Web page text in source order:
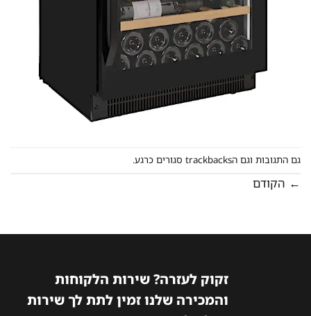
גם התגובות וגם הtrackbacks סגורים כרגע.
← הקודם
זקוק לעזרה? שירות הלקוחות
והמכירה שלנו זמין לתת לך שירות